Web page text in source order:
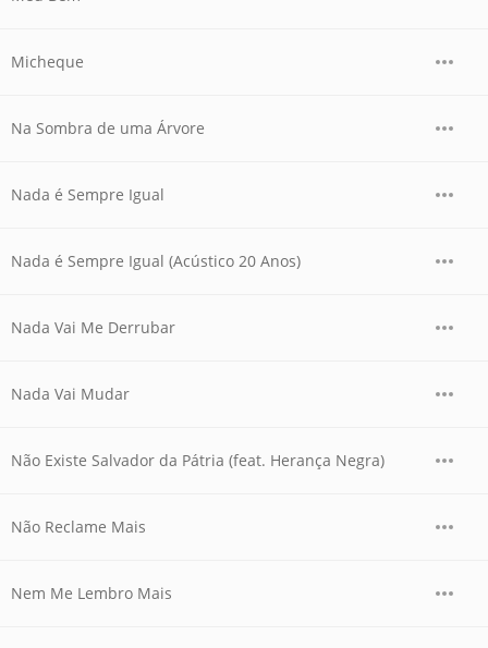
Micheque
Na Sombra de uma Árvore
Nada é Sempre Igual
Nada é Sempre Igual (Acústico 20 Anos)
Nada Vai Me Derrubar
Nada Vai Mudar
Não Existe Salvador da Pátria (feat. Herança Negra)
Não Reclame Mais
Nem Me Lembro Mais